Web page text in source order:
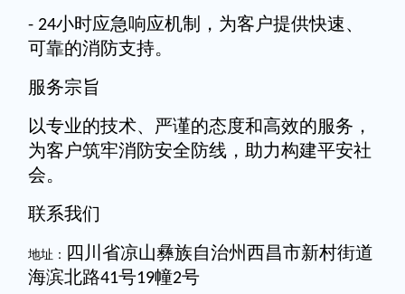
- 24小时应急响应机制，为客户提供快速、
可靠的消防支持。
服务宗旨
以专业的技术、严谨的态度和高效的服务，
为客户筑牢消防安全防线，助力构建平安社
会。
联系我们
地址： 四川省凉山彝族自治州西昌市新村街道
海滨北路41号19幢2号